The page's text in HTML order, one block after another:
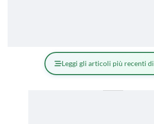
Leggi gli articoli più recenti di